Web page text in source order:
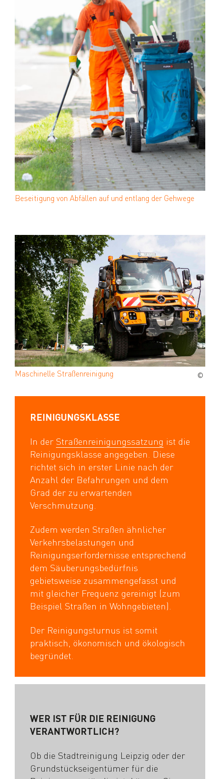
Beseitigung von Abfällen auf und entlang der Gehwege
Maschinelle Straßenreinigung ©
REINIGUNGSKLASSE
In der Straßenreinigungssatzung ist die
Reinigungsklasse angegeben. Diese
richtet sich in erster Linie nach der
Anzahl der Befahrungen und dem
Grad der zu erwartenden
Verschmutzung.
Zudem werden Straßen ähnlicher
Verkehrsbelastungen und
Reinigungserfordernisse entsprechend
dem Säuberungsbedürfnis
gebietsweise zusammengefasst und
mit gleicher Frequenz gereinigt (zum
Beispiel Straßen in Wohngebieten).
Der Reinigungsturnus ist somit
praktisch, ökonomisch und ökologisch
begründet.
WER IST FÜR DIE REINIGUNG
VERANTWORTLICH?
Ob die Stadtreinigung Leipzig oder der
Grundstückseigentümer für die